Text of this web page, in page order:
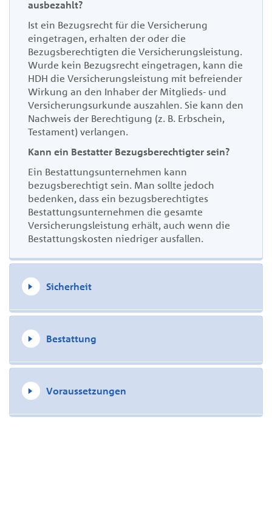
ausbezahlt?
Ist ein Bezugsrecht für die Versicherung
eingetragen, erhalten der oder die
Bezugsberechtigten die Versicherungsleistung.
Wurde kein Bezugsrecht eingetragen, kann die
HDH die Versicherungsleistung mit befreiender
Wirkung an den Inhaber der Mitglieds- und
Versicherungsurkunde auszahlen. Sie kann den
Nachweis der Berechtigung (z. B. Erbschein,
Testament) verlangen.
Kann ein Bestatter Bezugsberechtigter sein?
Ein Bestattungsunternehmen kann
bezugsberechtigt sein. Man sollte jedoch
bedenken, dass ein bezugsberechtigtes
Bestattungsunternehmen die gesamte
Versicherungsleistung erhält, auch wenn die
Bestattungskosten niedriger ausfallen.
Sicherheit
Bestattung
Voraussetzungen